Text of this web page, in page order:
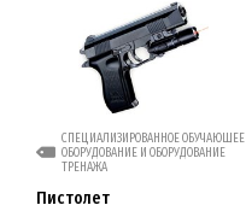
СПЕЦИАЛИЗИРОВАННОЕ ОБУЧАЮЩЕЕ
ОБОРУДОВАНИЕ И ОБОРУДОВАНИЕ
ТРЕНАЖА
Пистолет